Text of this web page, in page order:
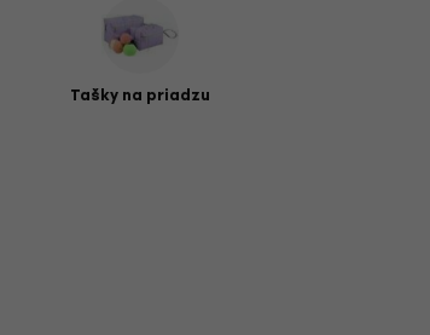
Tašky na priadzu